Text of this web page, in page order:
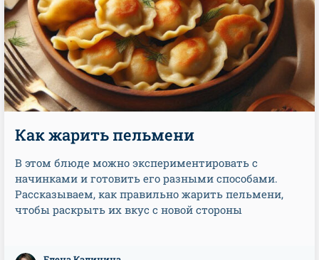
Как жарить пельмени
В этом блюде можно экспериментировать с
начинками и готовить его разными способами.
Рассказываем, как правильно жарить пельмени,
чтобы раскрыть их вкус с новой стороны